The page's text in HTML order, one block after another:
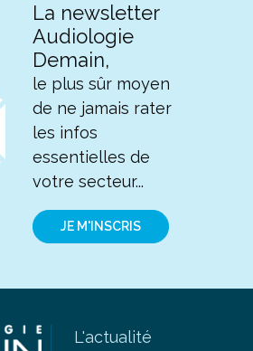
La newsletter
Audiologie
Demain,
le plus sûr moyen
de ne jamais rater
les infos
essentielles de
votre secteur...
JE M'INSCRIS
L'actualité